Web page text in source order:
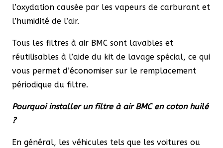
l’oxydation causée par les vapeurs de carburant et
l’humidité de l’air.
Tous les filtres à air BMC sont lavables et
réutilisables à l’aide du kit de lavage spécial, ce qui
vous permet d’économiser sur le remplacement
périodique du filtre.
Pourquoi installer un filtre à air BMC en coton huilé
?
En général, les véhicules tels que les voitures ou